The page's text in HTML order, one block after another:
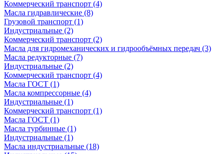
Коммерческий транспорт (4)
Масла гидравлические (8)
Грузовой транспорт (1)
Индустриальные (2)
Коммерческий транспорт (2)
Масла для гидромеханических и гидрообъёмных передач (3)
Масла редукторные (7)
Индустриальные (2)
Коммерческий транспорт (4)
Масла ГОСТ (1)
Масла компрессорные (4)
Индустриальные (1)
Коммерческий транспорт (1)
Масла ГОСТ (1)
Масла турбинные (1)
Индустриальные (1)
Масла индустриальные (18)